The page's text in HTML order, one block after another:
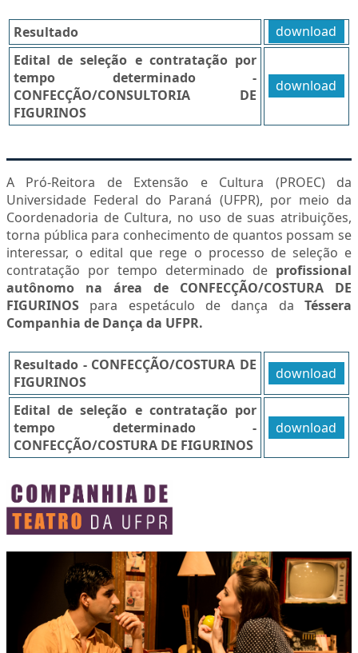
Resultado
download
Edital de seleção e contratação por
tempo determinado -
CONFECÇÃO/CONSULTORIA DE
FIGURINOS
download
A Pró-Reitora de Extensão e Cultura (PROEC) da
Universidade Federal do Paraná (UFPR), por meio da
Coordenadoria de Cultura, no uso de suas atribuições,
torna pública para conhecimento de quantos possam se
interessar, o edital que rege o processo de seleção e
contratação por tempo determinado de profissional
autônomo na área de CONFECÇÃO/COSTURA DE
FIGURINOS para espetáculo de dança da Téssera
Companhia de Dança da UFPR.
Resultado - CONFECÇÃO/COSTURA DE
FIGURINOS
download
Edital de seleção e contratação por
tempo determinado -
CONFECÇÃO/COSTURA DE FIGURINOS
download